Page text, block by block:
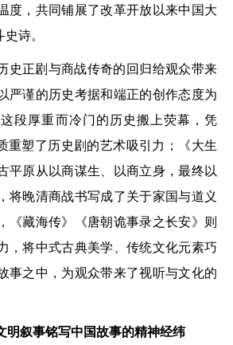
度，共同铺展了改革开放以来中国大
诗。
史正剧与商战传奇的回归给观众带来
严谨的历史考据和端正的创作态度为
段厚重而冷门的历史搬上荧幕，凭
重塑了历史剧的艺术吸引力；《大生
平原从以商谋生、以商立身，最终以
将晚清商战书写成了关于家国与道义
《藏海传》《唐朝诡事录之长安》则
，将中式古典美学、传统文化元素巧
事之中，为观众带来了视听与文化的
明叙事铭写中国故事的精神经纬